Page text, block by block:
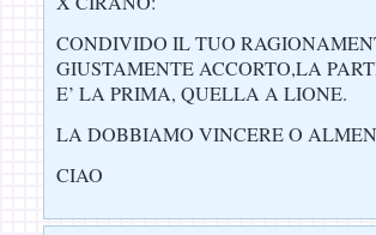
CONDIVIDO IL TUO
GIUSTAMENTE ACCORTO,LA
E’ LA PRIMA, QUELLA A LIONE.
LA DOBBIAMO VINCERE O
CIAO